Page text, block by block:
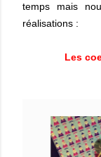
temps mais
réalisations :
Les